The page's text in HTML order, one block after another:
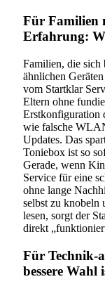
Für Familien
Erfahrung:
Familien, die sich
ähnlichen
vom Startklar
Eltern ohne
Erstkonfiguration
wie falsche
Updates. Das
Toniebox ist so
Gerade, wenn
Service für eine
ohne lange
selbst zu knobeln
lesen, sorgt der
direkt
Für Technik-
bessere Wahl